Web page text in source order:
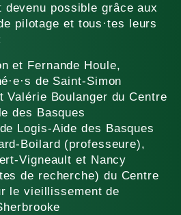
possible grâce aux
pilotage et tous·tes leurs
et Fernande Houle,
de Saint-Simon
Valérie Boulanger duCentre
des Basques
Logis-Aide des Basques
Boilard (professeure),
Vigneault et Nancy
de recherche) du Centre
le vieillissement de